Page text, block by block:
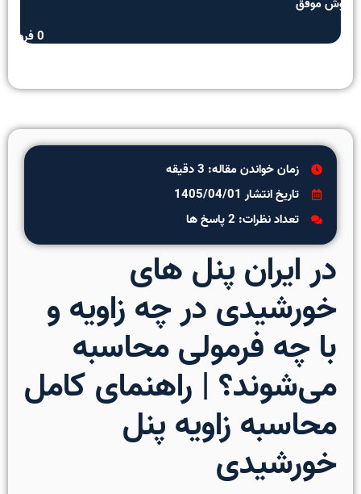
0 فروش موفق
زمان خواندن مقاله: 3 دقیقه
تاریخ انتشار 1405/04/01
تعداد نظرات: 2 پاسخ ها
در ایران پنل های
خورشیدی در چه زاویه و
با چه فرمولی محاسبه
می‌شوند؟ | راهنمای کامل
محاسبه زاویه پنل
خورشیدی